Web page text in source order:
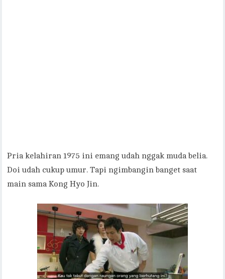
Pria kelahiran 1975 ini emang udah nggak muda belia.
Doi udah cukup umur. Tapi ngimbangin banget saat
main sama Kong Hyo Jin.